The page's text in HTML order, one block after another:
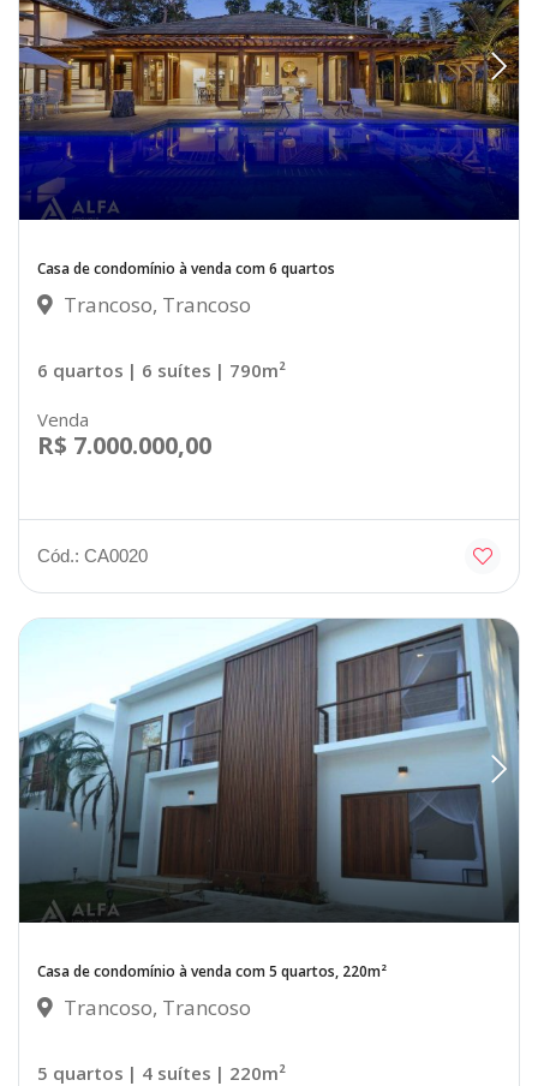
Casa de condomínio à venda com 6 quartos
Trancoso, Trancoso
6 quartos | 6 suítes | 790m²
Venda
R$ 7.000.000,00
Cód.: CA0020
Casa de condomínio à venda com 5 quartos, 220m²
Trancoso, Trancoso
5 quartos | 4 suítes | 220m²